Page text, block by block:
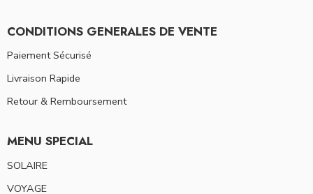
CONDITIONS GENERALES DE VENTE
Paiement Sécurisé
Livraison Rapide
Retour & Remboursement
MENU SPECIAL
SOLAIRE
VOYAGE